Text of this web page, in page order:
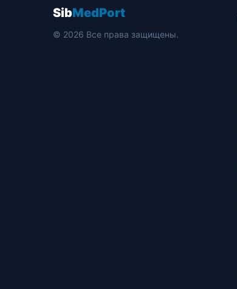
SibMedPort
© 2026 Все права защищены.